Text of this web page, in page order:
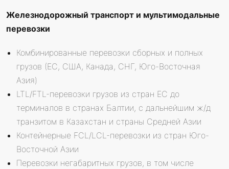
Железнодорожный транспорт и мультимодальные
перевозки
Комбинированные перевозки сборных и полных
грузов (ЕС, США, Канада, СНГ, Юго-Восточная
Азия)
LTL/FTL-перевозки грузов из стран ЕС до
терминалов в странах Балтии, с дальнейшим ж/д
транзитом в Казахстан и страны Средней Азии
Контейнерные FCL/LCL-перевозки из стран Юго-
Восточной Азии
Перевозки негабаритных грузов, в том числе